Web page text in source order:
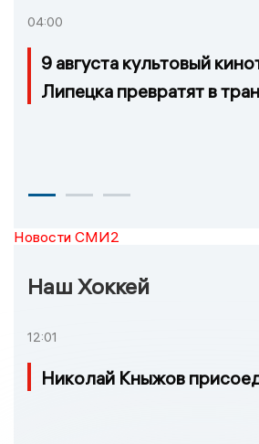
04:00
9 августа культовый
Липецка превратят в
Новости СМИ2
Наш Хоккей
12:01
Николай Кныжов